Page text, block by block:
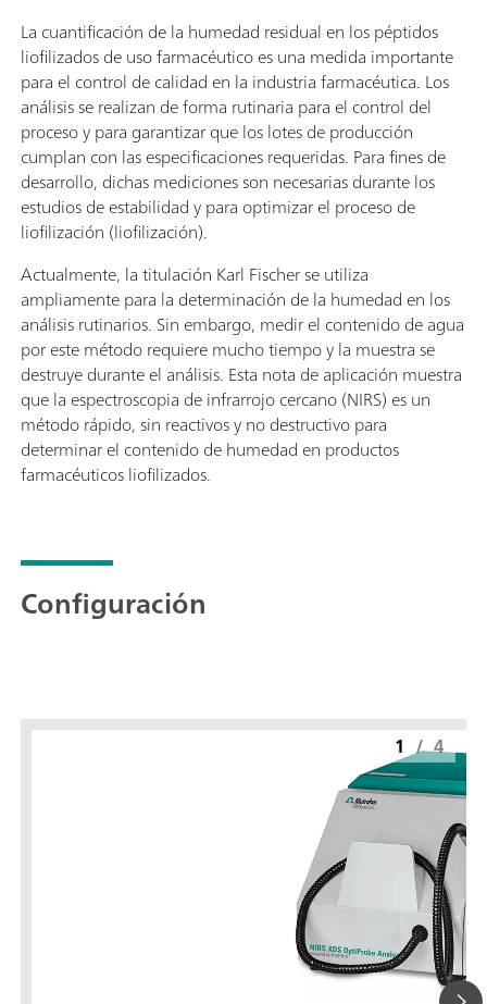
La cuantificación de la humedad residual en los péptidos
liofilizados de uso farmacéutico es una medida importante
para el control de calidad en la industria farmacéutica. Los
análisis se realizan de forma rutinaria para el control del
proceso y para garantizar que los lotes de producción
cumplan con las especificaciones requeridas. Para fines de
desarrollo, dichas mediciones son necesarias durante los
estudios de estabilidad y para optimizar el proceso de
liofilización (liofilización).
Actualmente, la titulación Karl Fischer se utiliza
ampliamente para la determinación de la humedad en los
análisis rutinarios. Sin embargo, medir el contenido de agua
por este método requiere mucho tiempo y la muestra se
destruye durante el análisis. Esta nota de aplicación muestra
que la espectroscopia de infrarrojo cercano (NIRS) es un
método rápido, sin reactivos y no destructivo para
determinar el contenido de humedad en productos
farmacéuticos liofilizados.
Configuración
1 / 4